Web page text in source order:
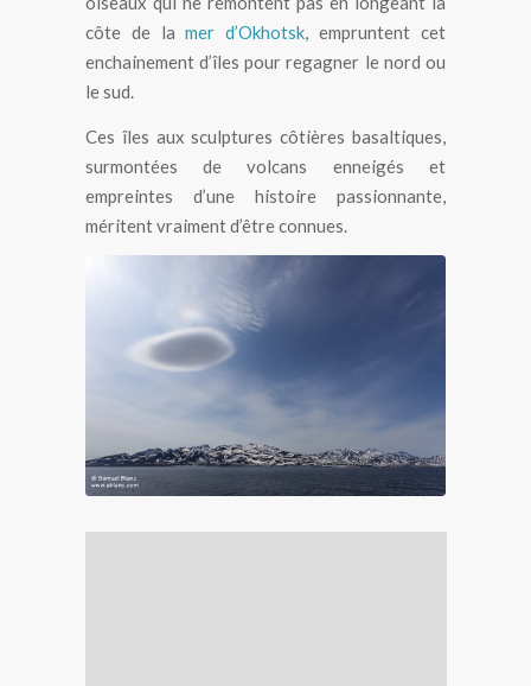
côte de lamer d’Okhotsk, empruntent cet
enchainement d’îles pour regagner le nord ou
le sud.
Ces îles aux sculptures côtières basaltiques,
surmontées de volcans enneigés et
empreintes d’une histoire passionnante,
méritent vraiment d’être connues.
Ile Paramushir aux Kouriles